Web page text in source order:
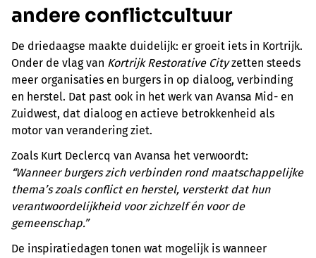
andere conflictcultuur
De driedaagse maakte duidelijk: er groeit iets in Kortrijk.
Onder de vlag van Kortrijk Restorative Cityzetten steeds
meer organisaties en burgers in op dialoog, verbinding
en herstel. Dat past ook in het werk van Avansa Mid- en
Zuidwest, dat dialoog en actieve betrokkenheid als
motor van verandering ziet.
Zoals Kurt Declercq van Avansa het verwoordt:
“Wanneer burgers zich verbinden rond maatschappelijke
thema’s zoals conflict en herstel, versterkt dat hun
verantwoordelijkheid voor zichzelf én voor de
gemeenschap.”
De inspiratiedagen tonen wat mogelijk is wanneer